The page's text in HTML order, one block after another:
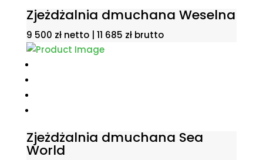
Zjeżdżalnia dmuchana Weselna
9 500 zł netto | 11 685 złbrutto
Zjeżdżalnia dmuchana Sea
World